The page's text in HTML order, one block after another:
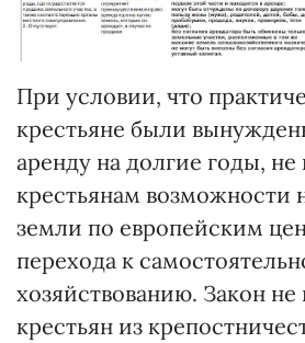
При условии, что
крестьяне были
аренду на долгие годы, не
крестьянам возможности
земли по европейским
перехода к
хозяйствованию. Закон не
крестьян из